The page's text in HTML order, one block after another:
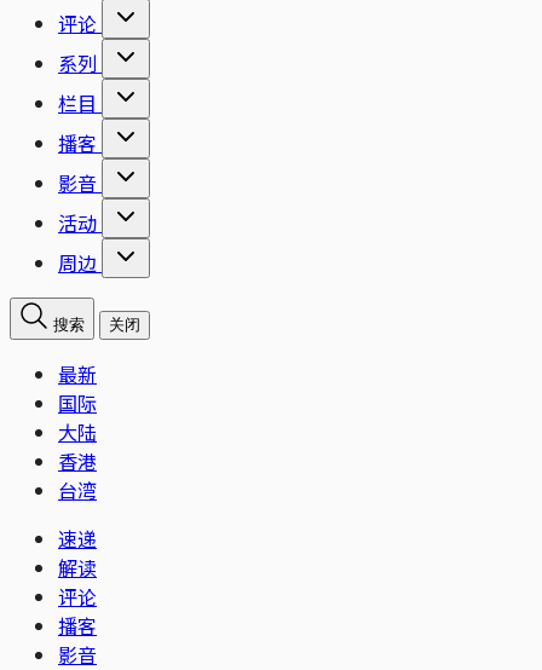
评论
系列
栏目
播客
影音
活动
周边
搜索 关闭
最新
国际
大陆
香港
台湾
速递
解读
评论
播客
影音